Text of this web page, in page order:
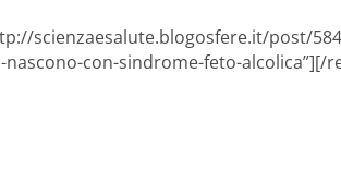
scienzaesalute.blogosfere.it/post/
con-sindrome-feto-alcolica”][/